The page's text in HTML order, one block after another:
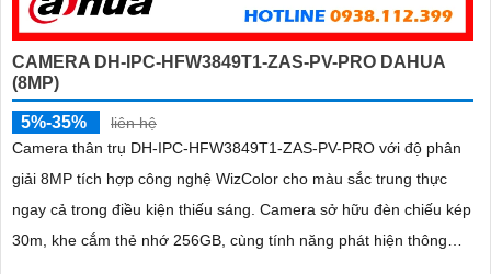
CAMERA DH-IPC-HFW3849T1-ZAS-PV-PRO DAHUA
(8MP)
5%-35%
liên hệ
Camera thân trụ DH-IPC-HFW3849T1-ZAS-PV-PRO với độ phân
giải 8MP tích hợp công nghệ WizColor cho màu sắc trung thực
ngay cả trong điều kiện thiếu sáng. Camera sở hữu đèn chiếu kép
30m, khe cắm thẻ nhớ 256GB, cùng tính năng phát hiện thông